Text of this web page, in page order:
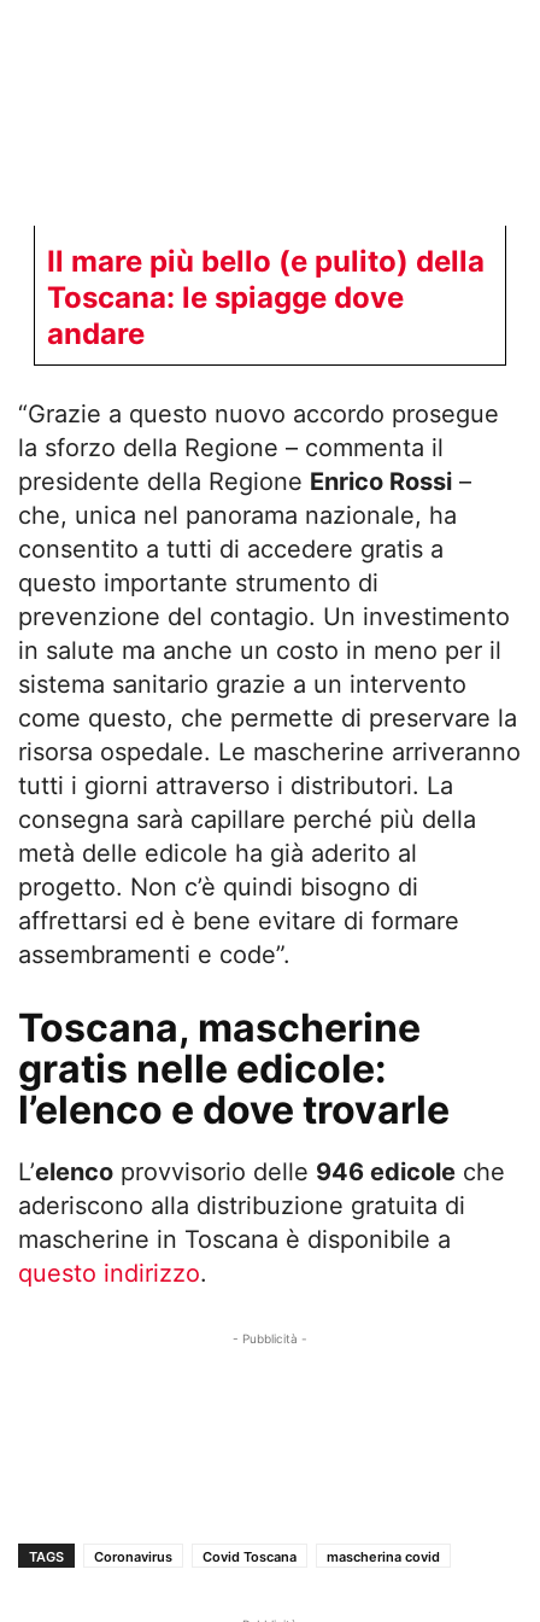
Il mare più bello (e pulito) della
Toscana: le spiagge dove
andare
“Grazie a questo nuovo accordo prosegue
la sforzo della Regione – commenta il
presidente della Regione Enrico Rossi –
che, unica nel panorama nazionale, ha
consentito a tutti di accedere gratis a
questo importante strumento di
prevenzione del contagio. Un investimento
in salute ma anche un costo in meno per il
sistema sanitario grazie a un intervento
come questo, che permette di preservare la
risorsa ospedale. Le mascherine arriveranno
tutti i giorni attraverso i distributori. La
consegna sarà capillare perché più della
metà delle edicole ha già aderito al
progetto. Non c’è quindi bisogno di
affrettarsi ed è bene evitare di formare
assembramenti e code”.
Toscana, mascherine
gratis nelle edicole:
l’elenco e dove trovarle
L’elenco provvisorio delle 946 edicole che
aderiscono alla distribuzione gratuita di
mascherine in Toscana è disponibile a
questo indirizzo.
- Pubblicità -
TAGS Coronavirus Covid Toscana mascherina covid